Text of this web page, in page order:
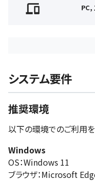
PC,
システム要件
推奨環境
以下の環境でのご利用を
Windows
OS：Windows 11
ブラウザ：Microsoft